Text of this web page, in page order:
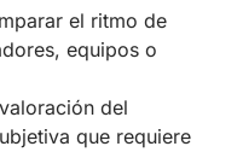
el ritmo de
equipos o
del
que requiere